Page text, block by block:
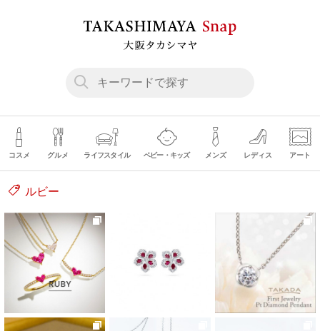
コスメ グルメ ライフスタイル ベビー・キッズ メンズ レディス アート
ルビー